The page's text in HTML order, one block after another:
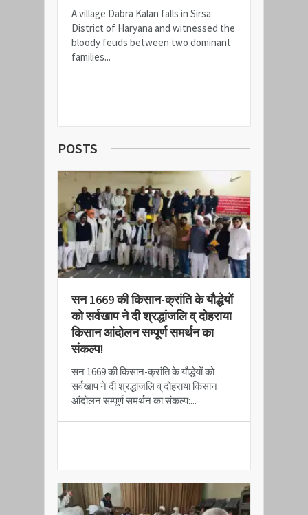
A village Dabra Kalan falls in Sirsa
District of Haryana and witnessed the
bloody feuds between two dominant
families...
POSTS
सन 1669 की किसान-क्रांति के यौद्धेयों
को सर्वखाप ने दी श्रद्धांजलि व् दोहराया
किसान आंदोलन सम्पूर्ण समर्थन का
संकल्प!
सन 1669 की किसान-क्रांति के यौद्धेयों को
सर्वखाप ने दी श्रद्धांजलि व् दोहराया किसान
आंदोलन सम्पूर्ण समर्थन का संकल्प:...